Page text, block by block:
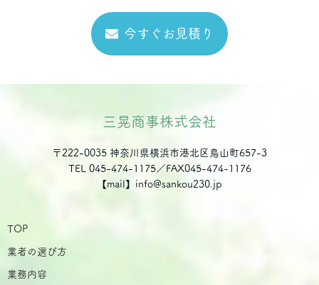
今すぐお見積り
三晃商事株式会社
〒222-0035 神奈川県横浜市港北区鳥山町657-3
TEL 045-474-1175／FAX045-474-1176
【mail】info@sankou230.jp
TOP
業者の選び方
業務内容